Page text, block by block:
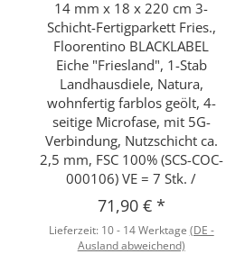
Schnellkauf
14 mm x 18 x 220 cm 3-
Schicht-Fertigparkett Fries.,
Floorentino BLACKLABEL
Eiche "Friesland", 1-Stab
Landhausdiele, Natura,
wohnfertig farblos geölt, 4-
seitige Microfase, mit 5G-
Verbindung, Nutzschicht ca.
2,5 mm, FSC 100% (SCS-COC-
000106) VE = 7 Stk. /
71,90 € *
Lieferzeit: 10 - 14 Werktage (DE -
Ausland abweichend)